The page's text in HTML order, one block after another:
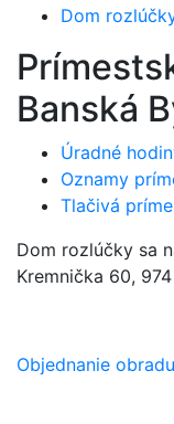
Dom
Banská
Úradné
Oznamy
Tlačivá
Dom rozlúčky sa
Kremnička 60,
Objednanie